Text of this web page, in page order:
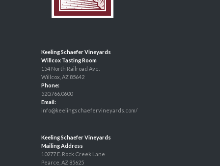
Keeling Schaefer Vineyards
Willcox Tasting Room
154 North Railroad Ave.
Willcox, AZ 85642
Phone:
520.766.0600
Email:
info@keelingschaefervineyards.com/
Keeling Schaefer Vineyards
Mailing Address
10277 E. Rock Creek Lane
Pearce, AZ 85625